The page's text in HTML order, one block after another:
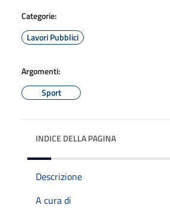
Categorie:
Lavori Pubblici
Argomenti:
Sport
INDICE DELLA PAGINA
Descrizione
A cura di